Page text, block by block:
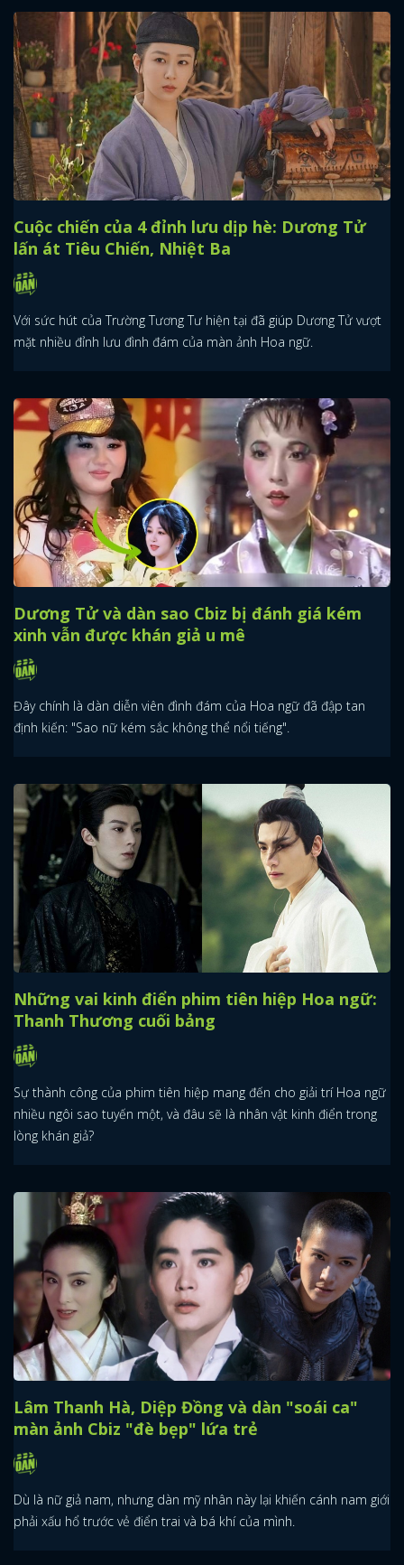
Cuộc chiến của 4 đỉnh lưu dịp hè: Dương Tử
lấn át Tiêu Chiến, Nhiệt Ba
Với sức hút của Trường Tương Tư hiện tại đã giúp Dương Tử vượt
mặt nhiều đỉnh lưu đình đám của màn ảnh Hoa ngữ.
Dương Tử và dàn sao Cbiz bị đánh giá kém
xinh vẫn được khán giả u mê
Đây chính là dàn diễn viên đình đám của Hoa ngữ đã đập tan
định kiến: "Sao nữ kém sắc không thể nổi tiếng".
Những vai kinh điển phim tiên hiệp Hoa ngữ:
Thanh Thương cuối bảng
Sự thành công của phim tiên hiệp mang đến cho giải trí Hoa ngữ
nhiều ngôi sao tuyến một, và đâu sẽ là nhân vật kinh điển trong
lòng khán giả?
Lâm Thanh Hà, Diệp Đồng và dàn "soái ca"
màn ảnh Cbiz "đè bẹp" lứa trẻ
Dù là nữ giả nam, nhưng dàn mỹ nhân này lại khiến cánh nam giới
phải xấu hổ trước vẻ điển trai và bá khí của mình.